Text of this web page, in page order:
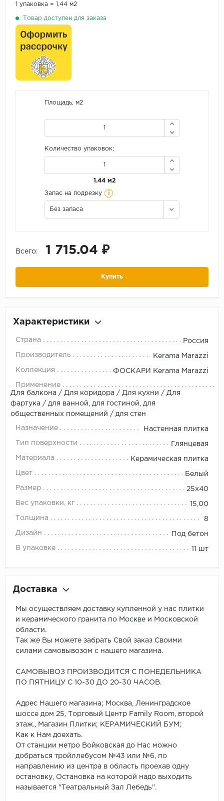
1 упаковка = 1.44 м2
Товар доступен для заказа
Площадь, м2
Количество упаковок:
1.44 м2
Запас на подрезку i
Без запаса
Всего: 1 715.04 ₽
Купить
Характеристики
Страна Россия
Производитель Kerama Marazzi
Коллекция ФОСКАРИ Kerama Marazzi
Применение
Для балкона / Для коридора / Для кухни / Для
фартука / для ванной, для гостиной, для
общественных помещений / для стен
Назначение Настенная плитка
Тип поверхности Глянцевая
Материала Керамическая плитка
Цвет Белый
Размер 25х40
Вес упаковки, кг 15,00
Толщина 8
Дизайн Под бетон
В упаковке 11 шт
Доставка
Мы осуществляем доставку купленной у нас плитки
и керамического гранита по Москве и Московской
области.
Так же Вы можете забрать Свой заказ Своими
силами самовывозом с нашего магазина.
САМОВЫВОЗ ПРОИЗВОДИТСЯ С ПОНЕДЕЛЬНИКА
ПО ПЯТНИЦУ С 10-30 ДО 20-30 ЧАСОВ.
Адрес Нашего магазина; Москва, Ленинградское
шоссе дом 25, Торговый Центр Family Room, второй
этаж., Магазин Плитки; КЕРАМИЧЕСКИЙ БУМ;
Как к Нам доехать.
От станции метро Войковская до Нас можно
добраться тройллебусом №43 или №6, по
направлению из центра в область проехав одну
остановку, Остановка на которой надо выходить
называется "Театральный Зал Лебедь".